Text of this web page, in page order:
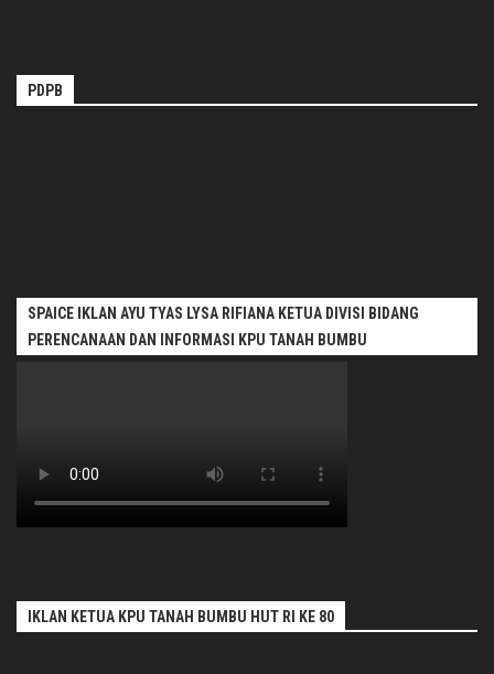
PDPB
SPAICE IKLAN AYU TYAS LYSA RIFIANA KETUA DIVISI BIDANG
PERENCANAAN DAN INFORMASI KPU TANAH BUMBU
IKLAN KETUA KPU TANAH BUMBU HUT RI KE 80